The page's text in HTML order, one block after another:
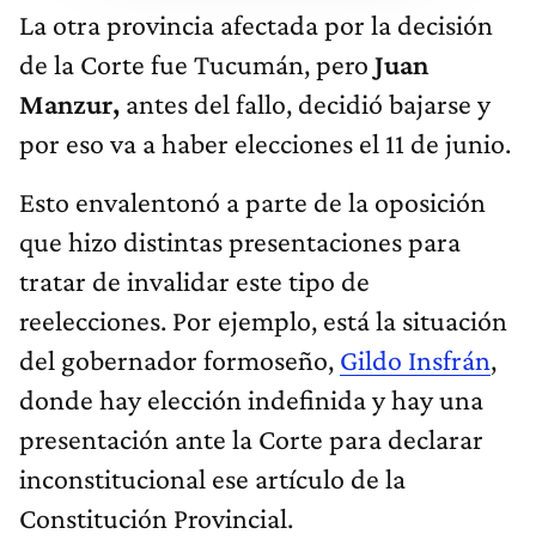
La otra provincia afectada por la decisión
de la Corte fue Tucumán, pero Juan
Manzur, antes del fallo, decidió bajarse y
por eso va a haber elecciones el 11 de junio.
Esto envalentonó a parte de la oposición
que hizo distintas presentaciones para
tratar de invalidar este tipo de
reelecciones. Por ejemplo, está la situación
del gobernador formoseño, Gildo Insfrán,
donde hay elección indefinida y hay una
presentación ante la Corte para declarar
inconstitucional ese artículo de la
Constitución Provincial.